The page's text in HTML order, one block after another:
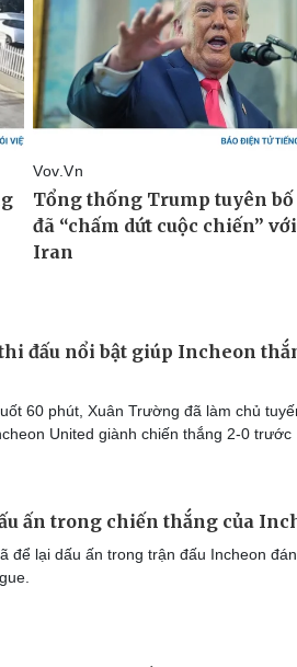
đấu nổi bật giúp Incheon
60 phút, Xuân Trường đã làm chủ
United giành chiến thắng 2-0 trước
ấn trong chiến thắng của
để lại dấu ấn trong trận đấu Incheon